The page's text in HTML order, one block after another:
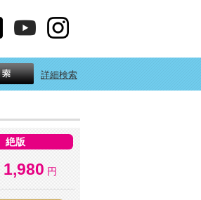
詳細検索
絶版
1,980 円